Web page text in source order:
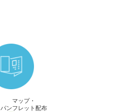
マップ・
パンフレット配布